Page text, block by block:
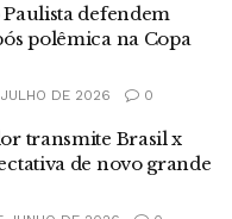
Paulista defendem
polêmica na Copa
DE 2026 0
transmite Brasil x
de novo grande